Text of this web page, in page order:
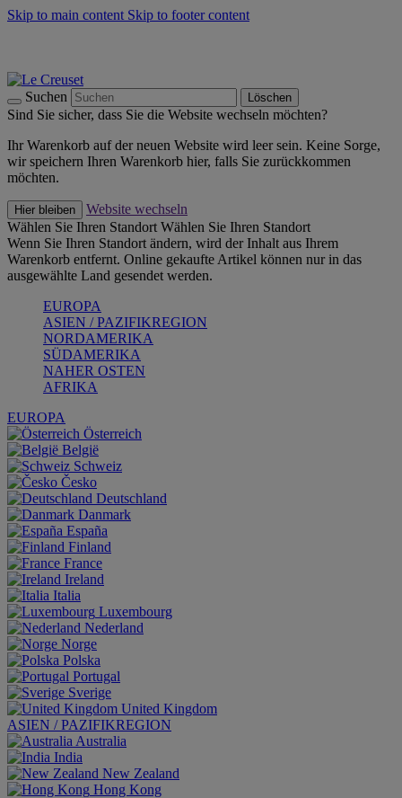
Skip to main content Skip to footer content
Suchen Löschen
Sind Sie sicher, dass Sie die Website wechseln möchten?
Ihr Warenkorb auf der neuen Website wird leer sein. Keine Sorge,
wir speichern Ihren Warenkorb hier, falls Sie zurückkommen
möchten.
Hier bleiben
Website wechseln
Wählen Sie Ihren Standort Wählen Sie Ihren Standort
Wenn Sie Ihren Standort ändern, wird der Inhalt aus Ihrem
Warenkorb entfernt. Online gekaufte Artikel können nur in das
ausgewählte Land gesendet werden.
EUROPA
ASIEN / PAZIFIKREGION
NORDAMERIKA
SÜDAMERIKA
NAHER OSTEN
AFRIKA
EUROPA
Österreich
België
Schweiz
Česko
Deutschland
Danmark
España
Finland
France
Ireland
Italia
Luxembourg
Nederland
Norge
Polska
Portugal
Sverige
United Kingdom
ASIEN / PAZIFIKREGION
Australia
India
New Zealand
Hong Kong